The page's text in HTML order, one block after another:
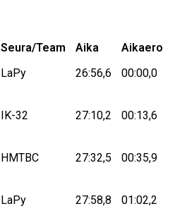
Seura/Team Aika Aikaero
LaPy 26:56,6 00:00,0
IK-32 27:10,2 00:13,6
HMTBC 27:32,5 00:35,9
LaPy 27:58,8 01:02,2